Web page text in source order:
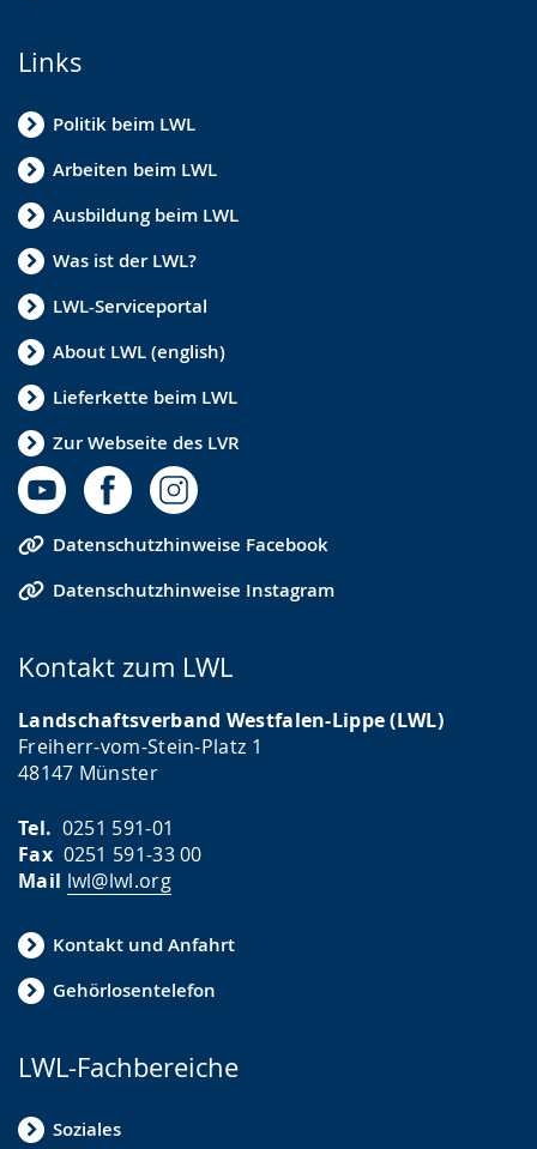
Links
Politik beim LWL
Arbeiten beim LWL
Ausbildung beim LWL
Was ist der LWL?
LWL-Serviceportal
About LWL (english)
Lieferkette beim LWL
Zur Webseite des LVR
Datenschutzhinweise Facebook
Datenschutzhinweise Instagram
Kontakt zum LWL
Landschaftsverband Westfalen-Lippe (LWL)
Freiherr-vom-Stein-Platz 1
48147 Münster
Tel. 0251 591-01
Fax0251 591-33 00
Mail lwl@lwl.org
Kontakt und Anfahrt
Gehörlosentelefon
LWL-Fachbereiche
Soziales